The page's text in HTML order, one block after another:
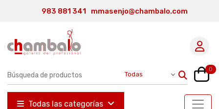
983 881 341 mmasenjo@chambalo.com
0
Todas las categorías